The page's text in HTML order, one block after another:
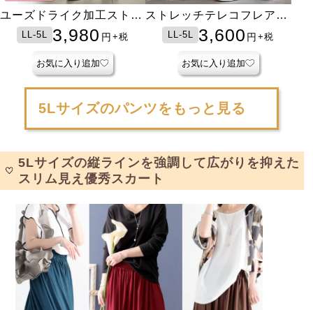
ユーズドライク加工ストレ
ッチスキニーパンツ
LL-5L 3,980 円 +税
お気に入り追加
ストレッチテレコフレアパ
ンツLL-5L 3,600 円 +税
お気に入り追加
5Lサイズのパンツをもっと見る
5Lサイズの縦ラインを強調して広がりを抑えた
スリム見え優秀スカート